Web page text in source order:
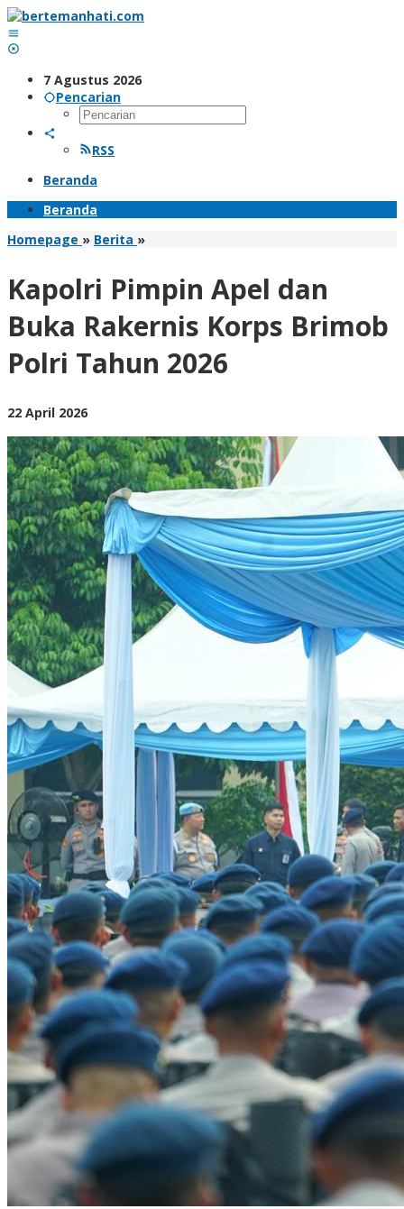
Lewati
ke
konten
7 Agustus 2026
Pencarian
RSS
Beranda
Beranda
Homepage » Berita »Kapolri
dan
Buka
Rakernis
Korps
Brimob
Polri
Kapolri Pimpin Apel dan
Buka Rakernis Korps Brimob
Polri Tahun 2026
22 April 2026oleh